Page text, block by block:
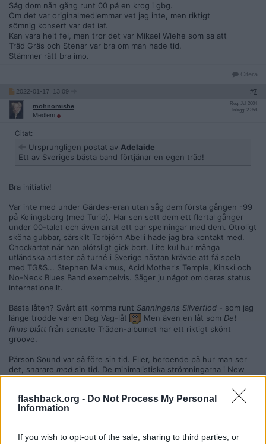
flashback.org - Do Not Process My Personal
Information
If you wish to opt-out of the sale, sharing to third parties, or
Såg dom nån gång runt 00 på en krog i gbg.
Om det var originalmedlemmar vet jag inte, men riktigt
sömnig konsert var det iaf.
Kan vara helt fel, men tror det var Mikael Wiehe som sa att
Träd Gräs och Stenar var bra om man hade tid.
Stämmer rätt bra imo.
Citera
2022-01-17, 13:09 #7
mohnomishe
Medlem
Reg: Jul 2004
Inlägg: 2 358
Citat:
Ursprungligen postat av Adelaide
Ett av Sveriges bästa band förtjänar en egen tråd!
Bra initiativ!
Var inte med under Gärdes-eran utan såg dem första gången -99
på Kolingsborg (med Turid). Har sen sett dem ett flertal gånger
under 00-talet och även arrat ett par spelningar med dem. Otroligt
sköna gubbar, särskilt Torbjörn Abelli hade jag bra kontakt med.
Chockartat när han plötsligt gick bort. Lite kul hur många
utländska artister på turné i Sverige nästan krävde att få spela
med TG&S... Stephen Malkmus, Acid Mother's Temple, Kinski och
No-Neck Blues Band exempelvis. Säger ju något om deras status
internationellt.
Bästa låten? Svårt att komma runt Sanningens Silverflod - som jag
länge trodde var en Dag Vag-låt
Men även en låt som Det
finns blått från senaste Träden-albumet har ett riktigt skönt
groove.
Pärson Sound var så före sin tid. Eller, beroende på hur man ser
det, snarare med sin tid. De minimalistiska strömningarna i New
York.
Citera
Medlem